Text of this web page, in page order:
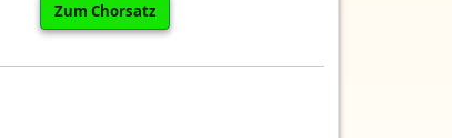
Zum Chorsatz